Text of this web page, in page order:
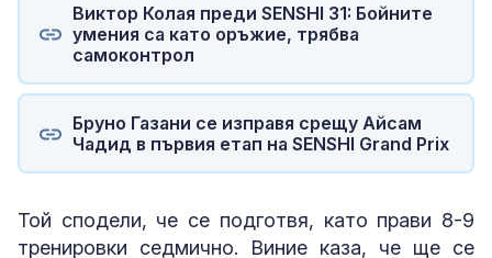
Виктор Колая преди SENSHI 31: Бойните
умения са като оръжие, трябва
самоконтрол
Бруно Газани се изправя срещу Айсам
Чадид в първия етап на SENSHI Grand Prix
Той сподели, че се подготвя, като прави 8-9
тренировки седмично. Виние каза, че ще се